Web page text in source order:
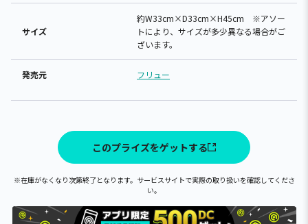
サイズ
約W33cm×D33cm×H45cm ※アソー
トにより、サイズが多少異なる場合がご
ざいます。
発売元 フリュー
このプライズをゲットする
※在庫がなくなり次第終了となります。サービスサイトで実際の取り扱いを確認してくださ
い。